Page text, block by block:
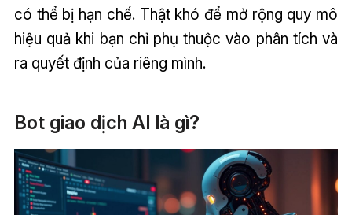
có thể bị hạn chế. Thật khó để mở rộng quy mô
hiệu quả khi bạn chỉ phụ thuộc vào phân tích và
ra quyết định của riêng mình.
Bot giao dịch AI là gì?